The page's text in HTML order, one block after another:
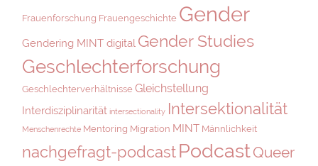
Frauenforschung Frauengeschichte Gender
Gendering MINT digital Gender Studies
Geschlechterforschung
Geschlechterverhältnisse Gleichstellung
Interdisziplinarität intersectionality Intersektionalität
Menschenrechte Mentoring Migration MINT Männlichkeit
nachgefragt-podcastPodcastQueer